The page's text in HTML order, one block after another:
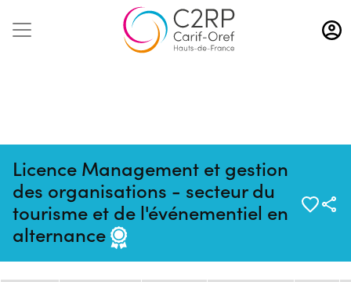
Aller
au
contenu
Licence Management et gestion
des organisations - secteur du
tourisme et de l'événementiel en
alternance
Mise à jour :
23/04/2025
Formation :
2457828F
Source : CNAM HAUTS-DE-
FRANCE - Centre de Lille
Session de formation